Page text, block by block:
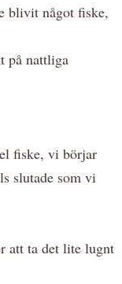
blivit något fiske,
på nattliga
fiske, vi börjar
slutade som vi
att ta det lite lugnt